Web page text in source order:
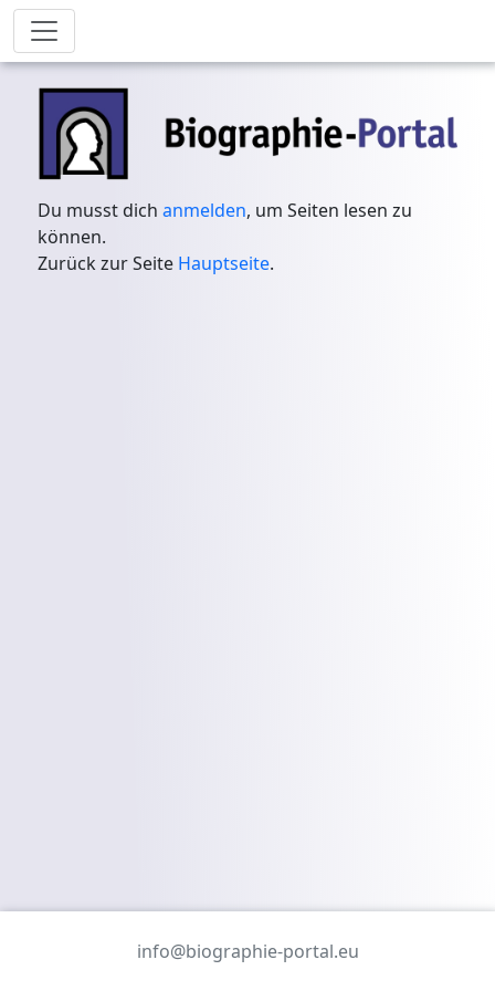
Du musst dichanmelden, um Seiten lesen zu
können.
Zurück zur Seite Hauptseite.
info@biographie-portal.eu